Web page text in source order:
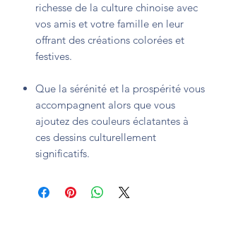
richesse de la culture chinoise avec
vos amis et votre famille en leur
offrant des créations colorées et
festives.
Que la sérénité et la prospérité vous
accompagnent alors que vous
ajoutez des couleurs éclatantes à
ces dessins culturellement
significatifs.